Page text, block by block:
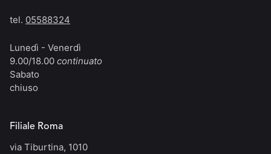
tel. 05588324
Lunedì - Venerdì
9.00/18.00 continuato
Sabato
chiuso
Filiale Roma
via Tiburtina, 1010